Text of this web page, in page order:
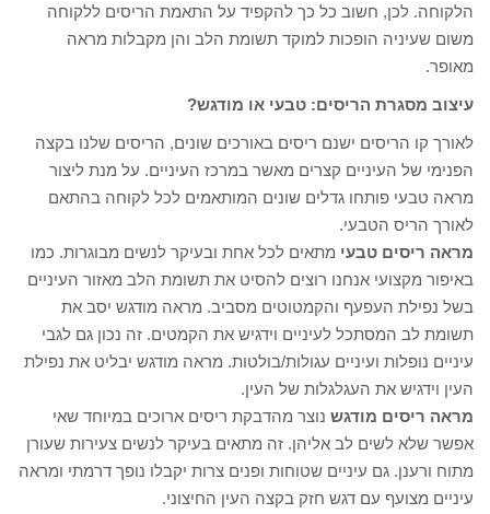
הלקוחה. לכן, חשוב כל כך להקפיד על התאמת הריסים ללקוחה
משום שעיניה הופכות למוקד תשומת הלב והן מקבלות מראה
מאופר.
עיצוב מסגרת הריסים: טבעי או מודגש?
לאורך קו הריסים ישנם ריסים באורכים שונים, הריסים שלנו בקצה
הפנימי של העיניים קצרים מאשר במרכז העיניים. על מנת ליצור
מראה טבעי פותחו גדלים שונים המותאמים לכל לקוחה בהתאם
לאורך הריס הטבעי.
מראה ריסים טבעי מתאים לכל אחת ובעיקר לנשים מבוגרות. כמו
באיפור מקצועי אנחנו רוצים להסיט את תשומת הלב מאזור העיניים
בשל נפילת העפעף והקמטוטים מסביב. מראה מודגש יסב את
תשומת לב המסתכל לעיניים וידגיש את הקמטים. זה נכון גם לגבי
עיניים נופלות ועיניים עגולות/בולטות. מראה מודגש יבליט את נפילת
העין וידגיש את העגלגלות של העין.
מראה ריסים מודגש נוצר מהדבקת ריסים ארוכים במיוחד שאי
אפשר שלא לשים לב אליהן. זה מתאים בעיקר לנשים צעירות שעורן
מתוח ורענן. גם עיניים שטוחות ופנים צרות יקבלו נופך דרמתי ומראה
עיניים מצועף עם דגש חזק בקצה העין החיצוני.